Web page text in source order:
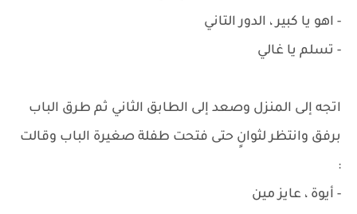
- اهو يا كبير ، الدور التاني
- تسلم يا غالي
اتجه إلى المنزل وصعد إلى الطابق الثاني ثم طرق الباب
برفق وانتظر لثوانٍ حتى فتحت طفلة صغيرة الباب وقالت
:
- أيوة ، عايز مين